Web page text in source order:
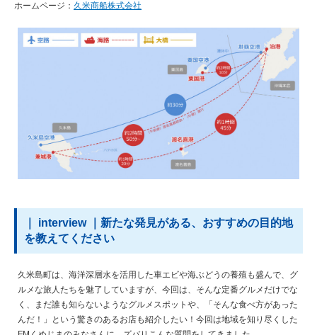
ホームページ： 久米商船株式会社
｜ interview ｜新たな発見がある、おすすめの目的地
を教えてください
久米島町は、海洋深層水を活用した車エビや海ぶどうの養殖も盛んで、グ
ルメな旅人たちを魅了していますが、今回は、そんな定番グルメだけでな
く、まだ誰も知らないようなグルメスポットや、「そんな食べ方があった
んだ！」という驚きのあるお店も紹介したい！今回は地域を知り尽くした